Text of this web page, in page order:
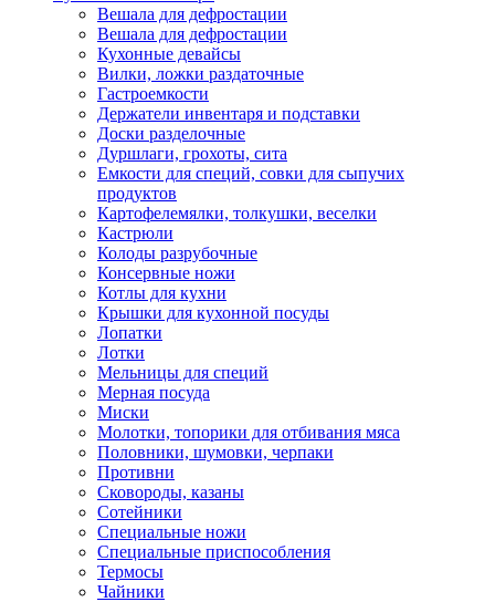
Вешала для дефростации
Вешала для дефростации
Кухонные девайсы
Вилки, ложки раздаточные
Гастроемкости
Держатели инвентаря и подставки
Доски разделочные
Дуршлаги, грохоты, сита
Емкости для специй, совки для сыпучих
продуктов
Картофелемялки, толкушки, веселки
Кастрюли
Колоды разрубочные
Консервные ножи
Котлы для кухни
Крышки для кухонной посуды
Лопатки
Лотки
Мельницы для специй
Мерная посуда
Миски
Молотки, топорики для отбивания мяса
Половники, шумовки, черпаки
Противни
Сковороды, казаны
Сотейники
Специальные ножи
Специальные приспособления
Термосы
Чайники